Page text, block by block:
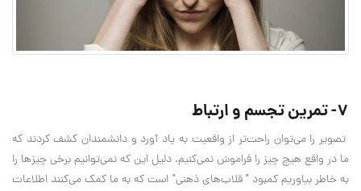
7- تمرین تجسم و ارتباط
تصویر را می‌توان راحت‌تر از واقعیت به یاد آورد و دانشمندان کشف کردند که
ما در واقع هیچ چیز را فراموش نمی‌کنیم. دلیل این که نمی‌توانیم برخی چیزها را
به خاطر بیاوریم کمبود " قلاب‌های ذهنی" است که به ما کمک می‌کنند اطلاعات